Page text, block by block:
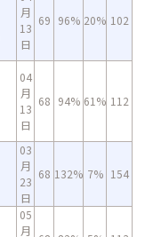
月
13
日
69 96% 20% 102
04
月
13
日
68 94% 61% 112
03
月
23
日
68 132% 7% 154
05
月